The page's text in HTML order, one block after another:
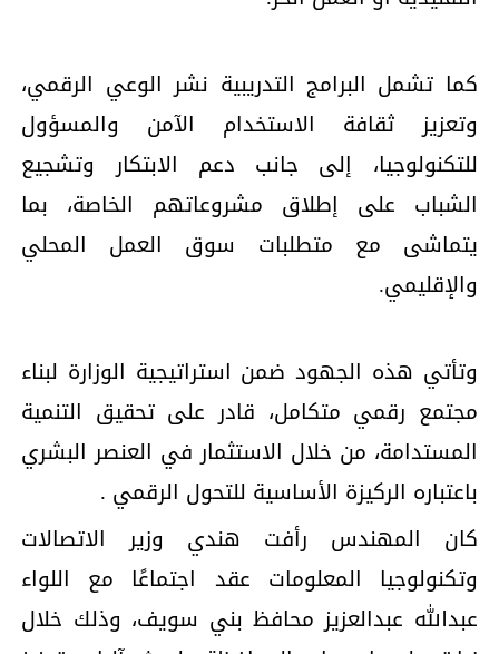
كما تشمل البرامج التدريبية نشر الوعي الرقمي،
وتعزيز ثقافة الاستخدام الآمن والمسؤول
للتكنولوجيا، إلى جانب دعم الابتكار وتشجيع
الشباب على إطلاق مشروعاتهم الخاصة، بما
يتماشى مع متطلبات سوق العمل المحلي
والإقليمي.
وتأتي هذه الجهود ضمن استراتيجية الوزارة لبناء
مجتمع رقمي متكامل، قادر على تحقيق التنمية
المستدامة، من خلال الاستثمار في العنصر البشري
باعتباره الركيزة الأساسية للتحول الرقمي .
كان المهندس رأفت هندي وزير الاتصالات
وتكنولوجيا المعلومات عقد اجتماعًا مع اللواء
عبدالله عبدالعزيز محافظ بني سويف، وذلك خلال